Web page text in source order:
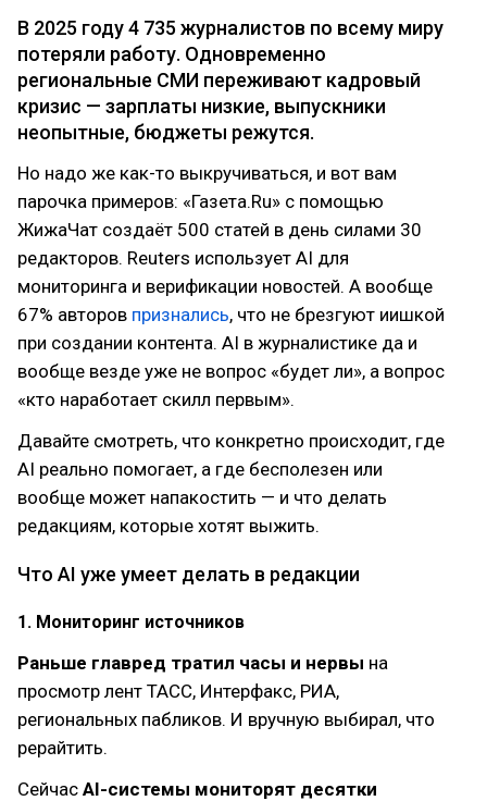
В 2025 году 4 735 журналистов по всему миру
потеряли работу. Одновременно
региональные СМИ переживают кадровый
кризис — зарплаты низкие, выпускники
неопытные, бюджеты режутся.
Но надо же как-то выкручиваться, и вот вам
парочка примеров: «Газета.Ru» с помощью
ЖижаЧат создаёт 500 статей в день силами 30
редакторов. Reuters использует AI для
мониторинга и верификации новостей. А вообще
67% авторов признались, что не брезгуют иишкой
при создании контента. AI в журналистике да и
вообще везде уже не вопрос «будет ли», а вопрос
«кто наработает скилл первым».
Давайте смотреть, что конкретно происходит, где
AI реально помогает, а где бесполезен или
вообще может напакостить — и что делать
редакциям, которые хотят выжить.
Что AI уже умеет делать в редакции
1. Мониторинг источников
Раньше главред тратил часы и нервы на
просмотр лент ТАСС, Интерфакс, РИА,
региональных пабликов. И вручную выбирал, что
рерайтить.
Сейчас AI-системы мониторят десятки